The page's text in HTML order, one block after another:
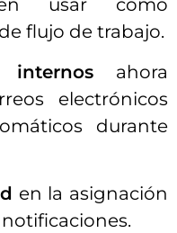
usar como
flujo de trabajo.
internos ahora
electrónicos
durante
en la asignación